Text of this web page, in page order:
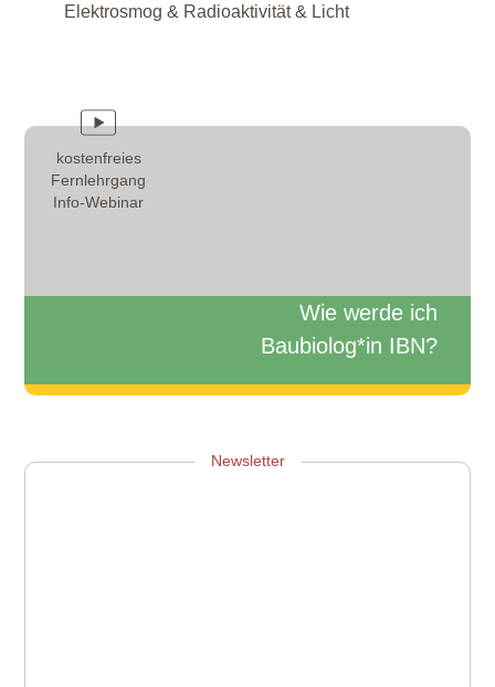
Elektrosmog & Radioaktivität & Licht
kostenfreies
Fernlehrgang
Info-Webinar
Wie werde ich
Baubiolog*in IBN?
Newsletter